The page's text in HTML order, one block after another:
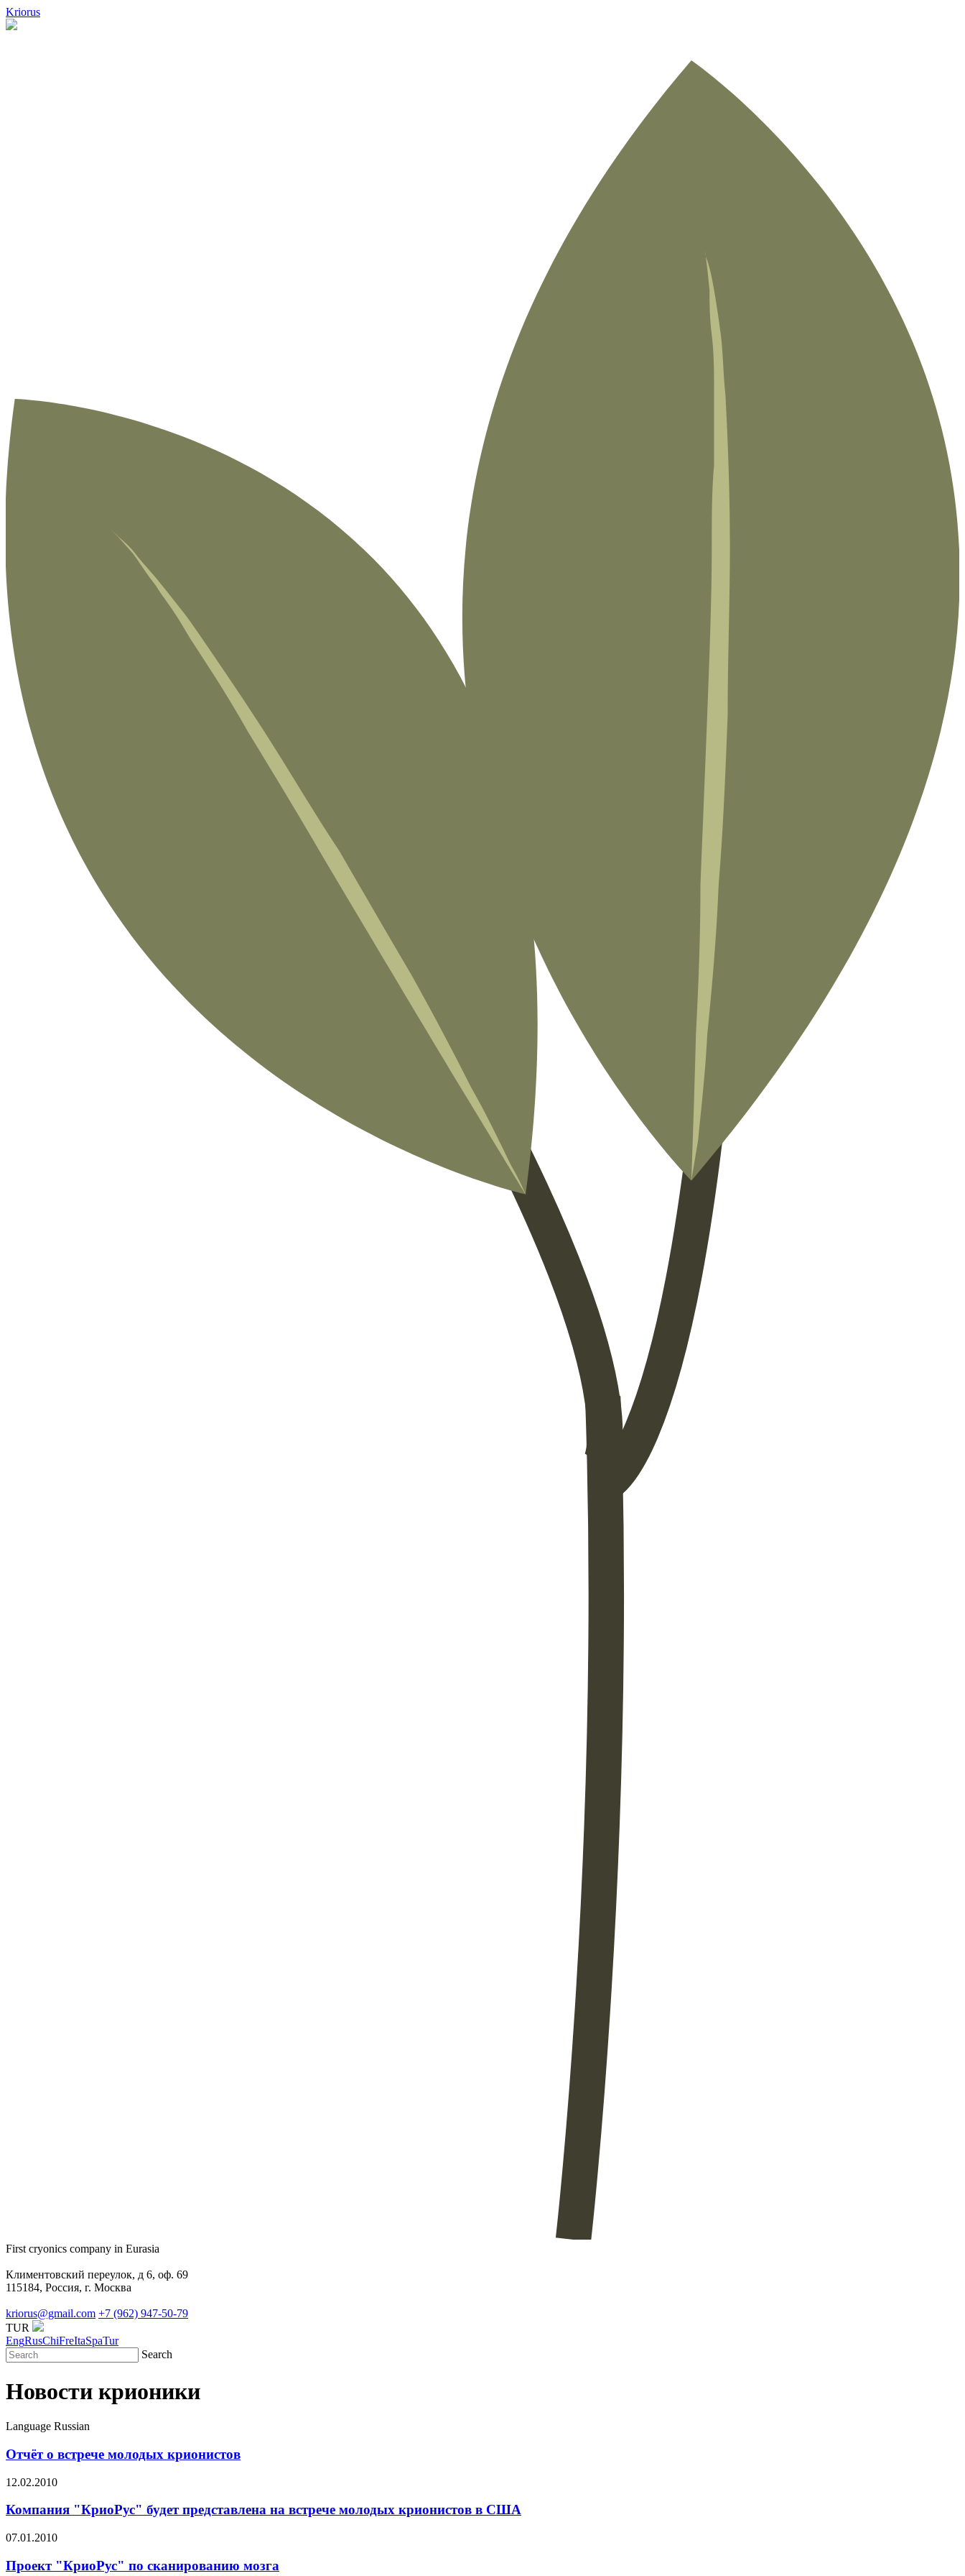
Kriorus
First cryonics company in Eurasia
Климентовский переулок, д 6, оф. 69
115184, Россия, г. Москва
kriorus@gmail.com +7 (962) 947-50-79
TUR
EngRusChiFreItaSpaTur
Search
Новости крионики
Language Russian
Отчёт о встрече молодых крионистов
12.02.2010
Компания "КриоРус" будет представлена на встрече молодых крионистов в США
07.01.2010
Проект "КриоРус" по сканированию мозга